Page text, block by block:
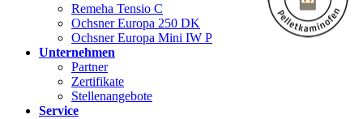
Remeha Tensio C
Ochsner Europa 250 DK
Ochsner Europa Mini IW P
Unternehmen
Partner
Zertifikate
Stellenangebote
Service